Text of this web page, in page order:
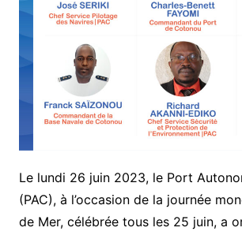
Le lundi 26 juin 2023, le Port
(PAC), à l’occasion de la journée
de Mer, célébrée tous les 25 juin, a